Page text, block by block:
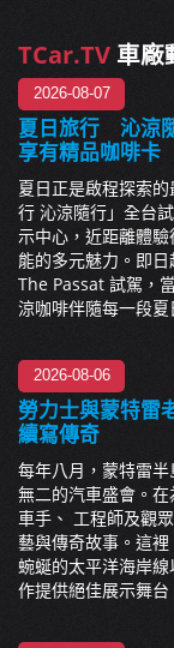
TCar.TV 車廠
2026-08-07
夏日旅行 沁涼
享有精品咖啡卡
夏日正是啟程探索
行 沁涼隨行」全台
示中心，近距離體
能的多元魅力。即
The Passat 試駕，
涼咖啡伴隨每一段
2026-08-06
勞力士與蒙特雷
續寫傳奇
每年八月，蒙特雷
無二的汽車盛會。
車手、 工程師及觀
藝與傳奇故事。這
蜿蜒的太平洋海岸
作提供絕佳展示舞台